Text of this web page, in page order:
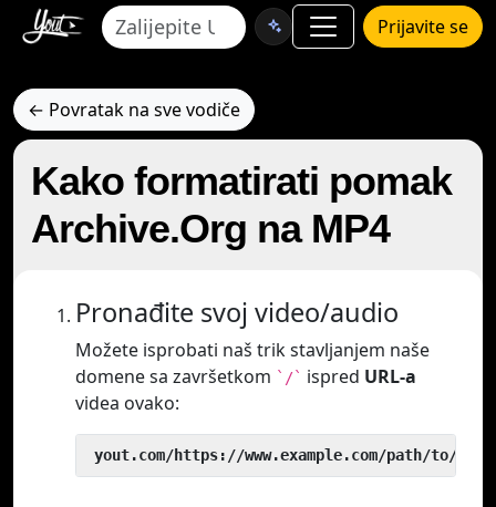
Prijavite se
← Povratak na sve vodiče
Kako formatirati pomak
Archive.Org na MP4
Pronađite svoj video/audio
Možete isprobati naš trik stavljanjem naše
domene sa završetkom `/` ispred URL-a
videa ovako:
yout.com/https://www.example.com/path/to/